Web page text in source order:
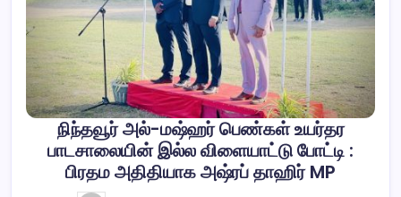
நிந்தவூர் அல்-மஷ்ஹர் பெண்கள் உயர்தர
பாடசாலையின் இல்ல விளையாட்டு போட்டி :
பிரதம அதிதியாக அஷ்ரப் தாஹிர் MP